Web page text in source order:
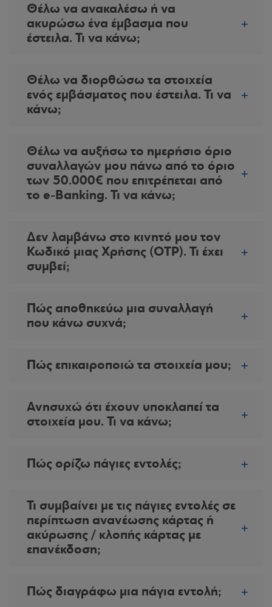
Θέλω να ανακαλέσω ή να
ακυρώσω ένα έμβασμα που
έστειλα. Τι να κάνω;
Θέλω να διορθώσω τα στοιχεία
ενός εμβάσματος που έστειλα. Τι να
κάνω;
Θέλω να αυξήσω το ημερήσιο όριο
συναλλαγών μου πάνω από το όριο
των 50.000€ που επιτρέπεται από
το e-Banking. Τι να κάνω;
Δεν λαμβάνω στο κινητό μου τον
Κωδικό μιας Χρήσης (OTP). Τι έχει
συμβεί;
Πώς αποθηκεύω μια συναλλαγή
που κάνω συχνά;
Πώς επικαιροποιώ τα στοιχεία μου;
Ανησυχώ ότι έχουν υποκλαπεί τα
στοιχεία μου. Τι να κάνω;
Πώς ορίζω πάγιες εντολές;
Τι συμβαίνει με τις πάγιες εντολές σε
περίπτωση ανανέωσης κάρτας ή
ακύρωσης / κλοπής κάρτας με
επανέκδοση;
Πώς διαγράφω μια πάγια εντολή;